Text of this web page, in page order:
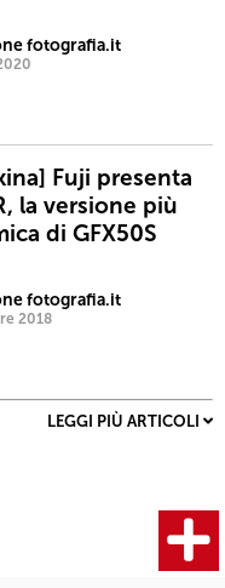
fotografia.it
Fuji presenta
la versione più
di GFX50S
fotografia.it
2018
LEGGI PIÙ ARTICOLI